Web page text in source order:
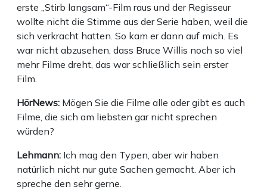
erste „Stirb langsam“-Film raus und der Regisseur
wollte nicht die Stimme aus der Serie haben, weil die
sich verkracht hatten. So kam er dann auf mich. Es
war nicht abzusehen, dass Bruce Willis noch so viel
mehr Filme dreht, das war schließlich sein erster
Film.
HörNews: Mögen Sie die Filme alle oder gibt es auch
Filme, die sich am liebsten gar nicht sprechen
würden?
Lehmann: Ich mag den Typen, aber wir haben
natürlich nicht nur gute Sachen gemacht. Aber ich
spreche den sehr gerne.